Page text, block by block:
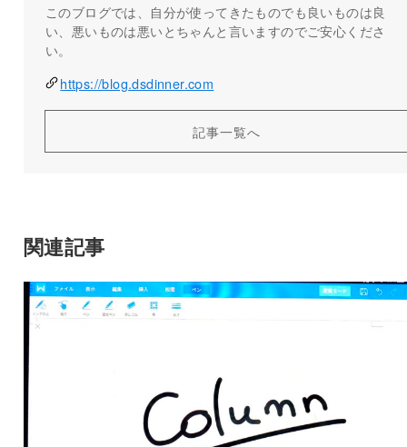
このブログでは、自分が使ってきたものでも良いものは良
い、悪いものは悪いとちゃんと言いますのでご安心くださ
い。
https://blog.dsdinner.com
記事一覧へ
関連記事